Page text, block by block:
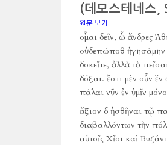
(데모스테네스,
원문 보기
οἶμαι δεῖν, ὦ ἄνδρες
οὐδεπώποθ ἡγησάμην
δοκεῖτε, ἀλλὰ τὸ
δόξαι. ἔστι μὲν οὖν
πάλαι νῦν ἐν ὑμῖν
ἄξιον δ ἡσθῆναι τῷ
διαβαλλόντων τὴν
αὑτοῖς Χῖοι καὶ